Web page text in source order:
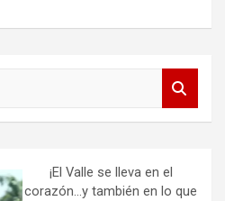
¡El Valle se lleva en el
corazón…y también en lo que